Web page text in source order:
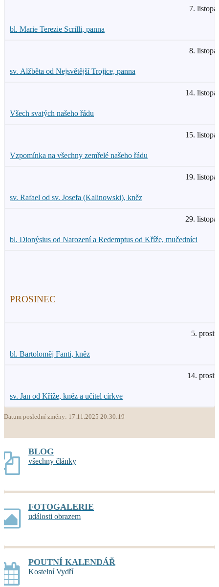
7.
bl. Marie Terezie Scrilli, panna
8.
sv. Alžběta od Nejsvětější Trojice, panna
14.
Všech svatých našeho řádu
15.
Vzpomínka na všechny zemřelé našeho řádu
19.
sv. Rafael od sv. Josefa (Kalinowski), kněz
29.
bl. Dionýsius od Narození a Redemptus od Kříže, mučedníci
PROSINEC
5.
bl. Bartoloměj Fanti, kněz
14.
sv. Jan od Kříže, kněz a učitel církve
Datum poslední změny: 17.11.2025 20:30:19
BLOG
všechny články
FOTOGALERIE
události obrazem
POUTNÍ KALENDÁŘ
Kostelní Vydří